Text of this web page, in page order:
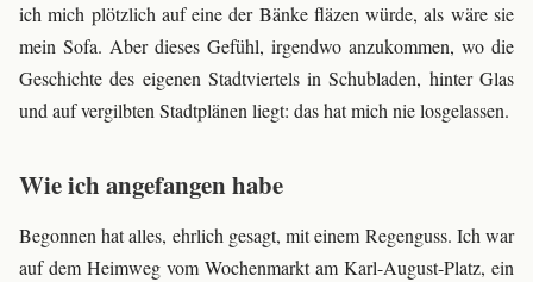
ich mich plötzlich auf eine der Bänke fläzen würde, als wäre sie
mein Sofa. Aber dieses Gefühl, irgendwo anzukommen, wo die
Geschichte des eigenen Stadtviertels in Schubladen, hinter Glas
und auf vergilbten Stadtplänen liegt: das hat mich nie losgelassen.
Wie ich angefangen habe
Begonnen hat alles, ehrlich gesagt, mit einem Regenguss. Ich war
auf dem Heimweg vom Wochenmarkt am Karl-August-Platz, ein